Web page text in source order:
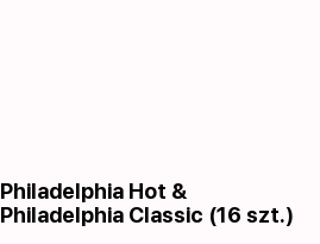
Philadelphia Hot &
Philadelphia Classic (16 szt.)